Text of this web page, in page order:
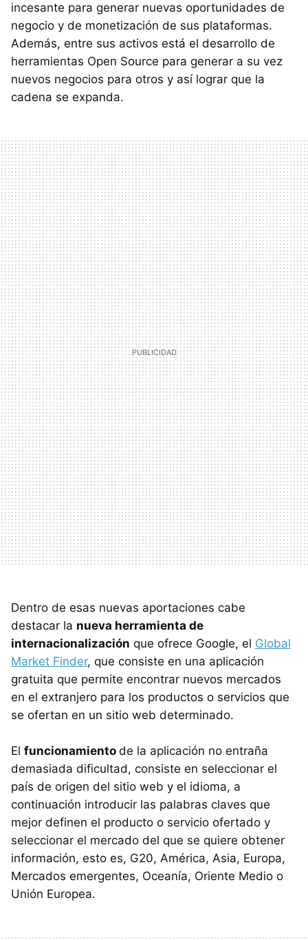
incesante para generar nuevas oportunidades de
negocio y de monetización de sus plataformas.
Además, entre sus activos está el desarrollo de
herramientas Open Source para generar a su vez
nuevos negocios para otros y así lograr que la
cadena se expanda.
Dentro de esas nuevas aportaciones cabe
destacar la nueva herramienta de
internacionalización que ofrece Google, el Global
Market Finder, que consiste en una aplicación
gratuita que permite encontrar nuevos mercados
en el extranjero para los productos o servicios que
se ofertan en un sitio web determinado.
El funcionamiento de la aplicación no entraña
demasiada dificultad, consiste en seleccionar el
país de origen del sitio web y el idioma, a
continuación introducir las palabras claves que
mejor definen el producto o servicio ofertado y
seleccionar el mercado del que se quiere obtener
información, esto es, G20, América, Asia, Europa,
Mercados emergentes, Oceanía, Oriente Medio o
Unión Europea.